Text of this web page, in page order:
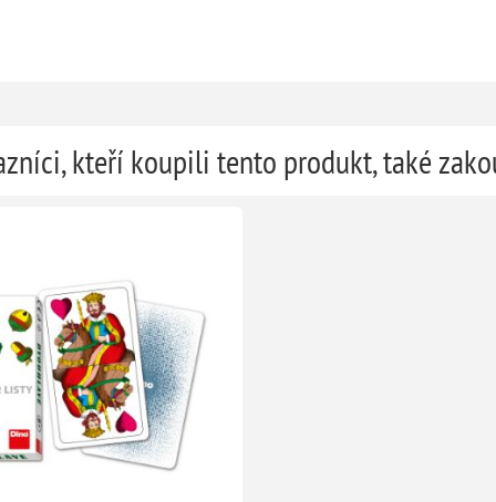
kteří koupili tento produkt, také